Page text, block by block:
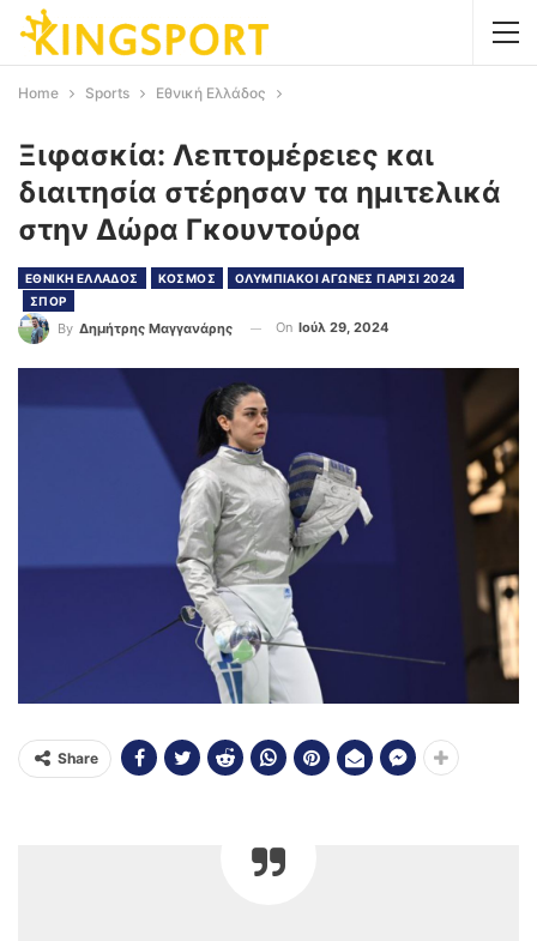
Home Sports Εθνική Ελλάδος
Ξιφασκία: Λεπτομέρειες και
διαιτησία στέρησαν τα ημιτελικά
στην Δώρα Γκουντούρα
ΕΘΝΙΚΗ ΕΛΛΑΔΟΣ ΚΟΣΜΟΣ
ΟΛΥΜΠΙΑΚΟΙ ΑΓΩΝΕΣ ΠΑΡΙΣΙ 2024
ΣΠΟΡ
By Δημήτρης Μαγγανάρης On Ιούλ 29, 2024
Share